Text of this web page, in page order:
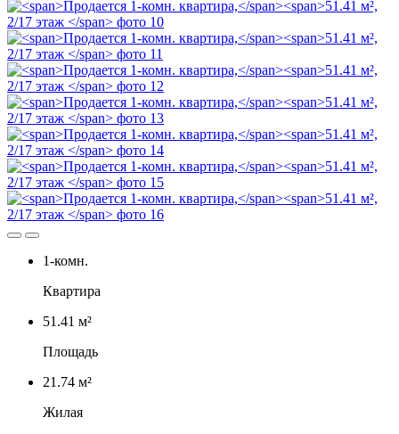
1-комн.
Квартира
51.41 м²
Площадь
21.74 м²
Жилая